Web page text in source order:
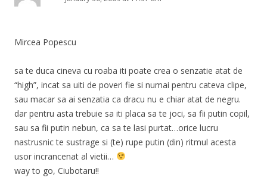
Mircea Popescu
sa te duca cineva cu roaba iti poate crea o senzatie atat de
“high”, incat sa uiti de poveri fie si numai pentru cateva clipe,
sau macar sa ai senzatia ca dracu nu e chiar atat de negru.
dar pentru asta trebuie sa iti placa sa te joci, sa fii putin copil,
sau sa fii putin nebun, ca sa te lasi purtat…orice lucru
nastrusnic te sustrage si (te) rupe putin (din) ritmul acesta
usor incrancenat al vietii…
way to go, Ciubotaru!!